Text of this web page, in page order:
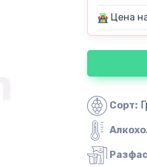
Цена
Сорт: